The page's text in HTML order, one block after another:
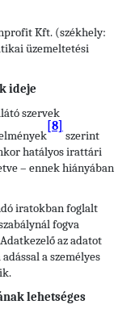
Kft. (székhely:
üzemeltetési
ideje
szervek
[8]
szerint
hatályos irattári
– ennek hiányában
iratokban foglalt
fogva
az adatot
a személyes
lehetséges